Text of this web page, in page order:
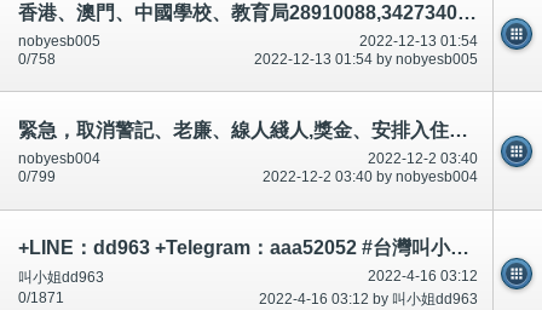
香港、澳門、中國學校、教育局28910088,34273401,28926270有份車禍殺人.(說話前後不一)串通,合謀,論壇/討論區有講有說
2022-12-13 01:54
nobyesb005
2022-12-13 01:54 by nobyesb005
0/758
緊急，取消警記、老廉、線人綫人,獎金、安排入住公共屋邨,提出引誘迷惑,升職,全城吃屎、跳蝨等等!
2022-12-2 03:40
nobyesb004
2022-12-2 03:40 by nobyesb004
0/799
+LINE：dd963 +Telegram：aaa52052 #台灣叫小姐 #台中叫小姐 #台北叫小姐 #高雄叫小姐 #新竹叫小姐 #台南叫小姐 #彰化叫小
2022-4-16 03:12
叫小姐dd963
2022-4-16 03:12 by 叫小姐dd963
0/1871